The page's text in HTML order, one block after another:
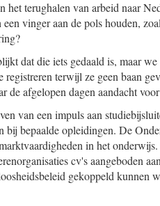
het terughalen van arbeid naar
vinger aan de pols houden,
dat die iets gedaald is, maar
terwijl ze geen baan
de afgelopen dagen aandacht
van een impuls aan
bij bepaalde opleidingen. De
in het
cv's aangeboden
gekoppeld kunnen